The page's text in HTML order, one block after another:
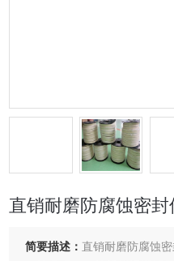
直销耐磨防腐蚀密
简要描述： 直销耐磨防腐蚀